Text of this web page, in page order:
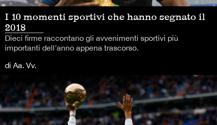
I 10 momenti sportivi che hanno segnato il
2018
Dieci firme raccontano gli avvenimenti sportivi più
importanti dell'anno appena trascorso.
di Aa. Vv.